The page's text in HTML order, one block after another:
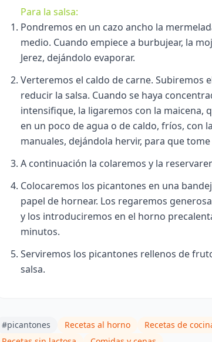
Para la salsa:
Pondremos en un cazo ancho la
medio. Cuando empiece a burbujear, la
Jerez, dejándolo evaporar.
Verteremos el caldo de carne. Subiremos
reducir la salsa. Cuando se haya
intensifique, la ligaremos con la maicena,
en un poco de agua o de caldo, fríos, con
manuales, dejándola hervir, para que
A continuación la colaremos y la
Colocaremos los picantones en una
papel de hornear. Los regaremos
y los introduciremos en el horno
minutos.
Serviremos los picantones rellenos de
salsa.
#picantones Recetas al horno
Recetas de